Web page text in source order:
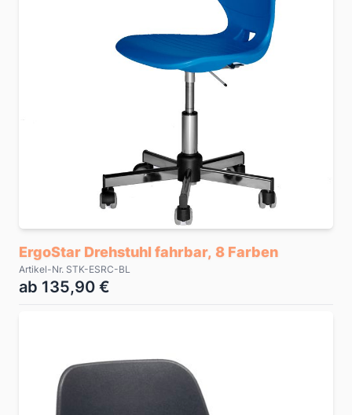
ErgoStar Drehstuhl fahrbar, 8 Farben
Artikel-Nr. STK-ESRC-BL
ab 135,90 €